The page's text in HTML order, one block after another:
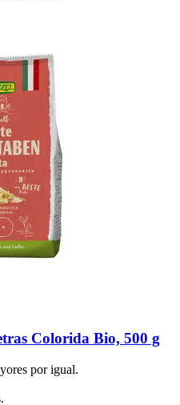
Colorida Bio, 500 g
por igual.